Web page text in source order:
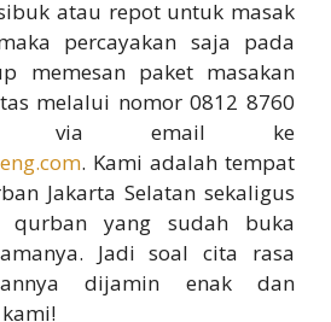
atau repot untuk masak
percayakan saja pada
memesan paket masakan
melalui nomor 0812 8760
via email ke
. Kami adalah tempat
Jakarta Selatan sekaligus
qurban yang sudah buka
Jadi soal cita rasa
dijamin enak dan